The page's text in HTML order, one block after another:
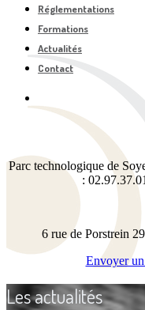
Réglementations
Formations
Actualités
Contact
Parc technologique de
:
6 rue de Porstrein
Envoyer
Les actualités